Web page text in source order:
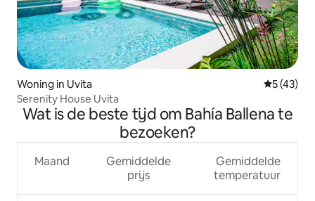
Woning in Uvita
5 (43)
Serenity House Uvita
Wat is de beste tijd om Bahía Ballena te
bezoeken?
Maand
Gemiddelde
prijs
Gemiddelde
temperatuur